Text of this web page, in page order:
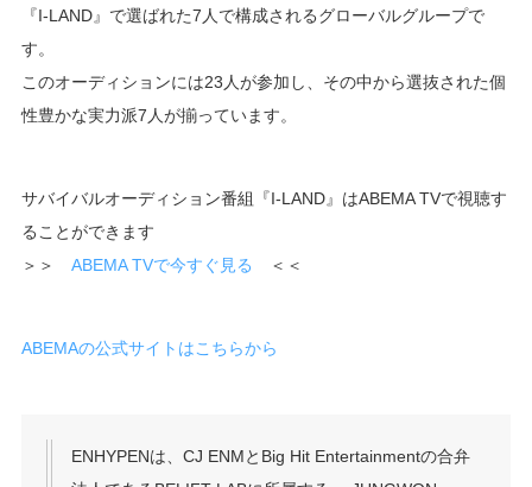
『I-LAND』で選ばれた7人で構成されるグローバルグループで
す。
このオーディションには23人が参加し、その中から選抜された個
性豊かな実力派7人が揃っています。
サバイバルオーディション番組『I-LAND』はABEMA TVで視聴す
ることができます
＞＞ ABEMA TVで今すぐ見る ＜＜
ABEMAの公式サイトはこちらから
ENHYPENは、CJ ENMとBig Hit Entertainmentの合弁